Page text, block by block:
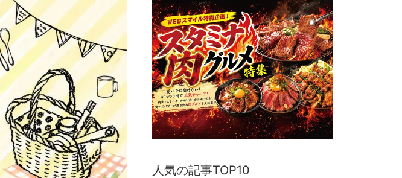
人気の記事TOP10